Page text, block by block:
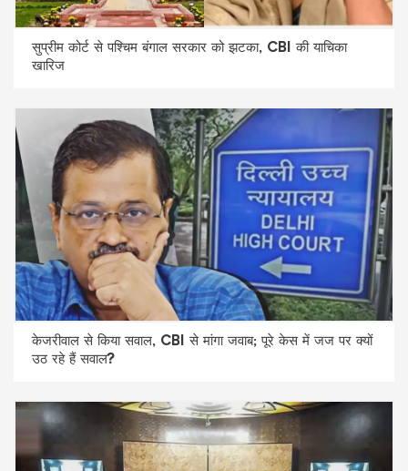
सुप्रीम कोर्ट से पश्चिम बंगाल सरकार को झटका, CBI की याचिका
खारिज
केजरीवाल से किया सवाल, CBI से मांगा जवाब; पूरे केस में जज पर क्यों
उठ रहे हैं सवाल?